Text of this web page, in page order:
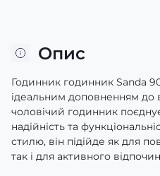
Опис
Годинник годинник Sanda
ідеальним доповненням
чоловічий годинник
надійність та
стилю, він підійде як для
так і для активного